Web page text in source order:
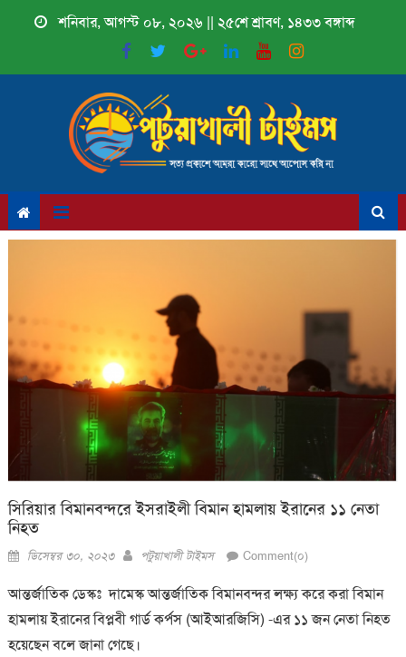
শনিবার, আগস্ট ০৮, ২০২৬ || ২৫শে শ্রাবণ, ১৪৩৩ বঙ্গাব্দ
সিরিয়ার বিমানবন্দরে ইসরাইলী বিমান হামলায় ইরানের ১১ নেতা
নিহত
Posted
ডিসেম্বর ৩০, ২০২৩ Author
পটুয়াখালী টাইমস Comment(০)
আন্তর্জাতিক ডেস্কঃ দামেস্ক আন্তর্জাতিক বিমানবন্দর লক্ষ্য করে করা বিমান
হামলায় ইরানের বিপ্লবী গার্ড কর্পস (আইআরজিসি) -এর ১১ জন নেতা নিহত
হয়েছেন বলে জানা গেছে।